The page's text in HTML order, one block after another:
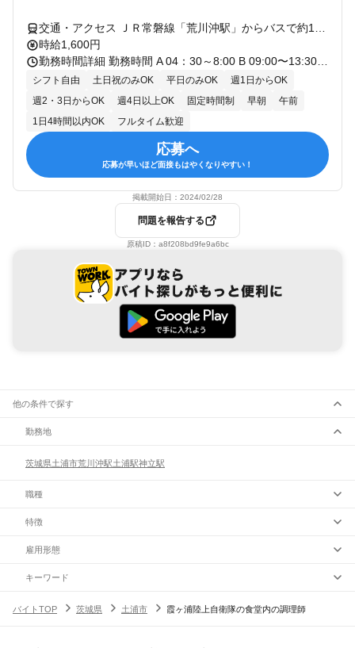
時給1,600円
シフト自由 土日祝のみOK 平日のみOK
週1日からOK
週2・3日からOK
週4日以上OK 固定時間制 早朝
午前
1日4時間以内OK
フルタイム歓迎
応募へ
応募が早いほど面接もはやくなりやすい！
掲載開始日： 2024/02/28
問題を報告する
原稿ID： a8f208bd9fe9a6bc
他の条件で探す
勤務地
茨城県土浦市荒川沖駅土浦駅神立駅
職種
特徴
雇用形態
キーワード
バイトTOP 茨城県 土浦市 霞ヶ浦陸上自衛隊の食堂内の調理師